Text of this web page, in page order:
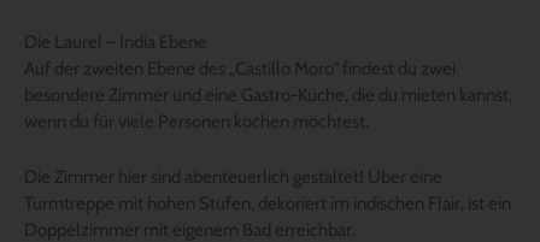
Die Laurel – India Ebene
Auf der zweiten Ebene des „Castillo Moro“ findest du zwei
besondere Zimmer und eine Gastro-Küche, die du mieten kannst,
wenn du für viele Personen kochen möchtest.
Die Zimmer hier sind abenteuerlich gestaltet! Über eine
Turmtreppe mit hohen Stufen, dekoriert im indischen Flair, ist ein
Doppelzimmer mit eigenem Bad erreichbar.